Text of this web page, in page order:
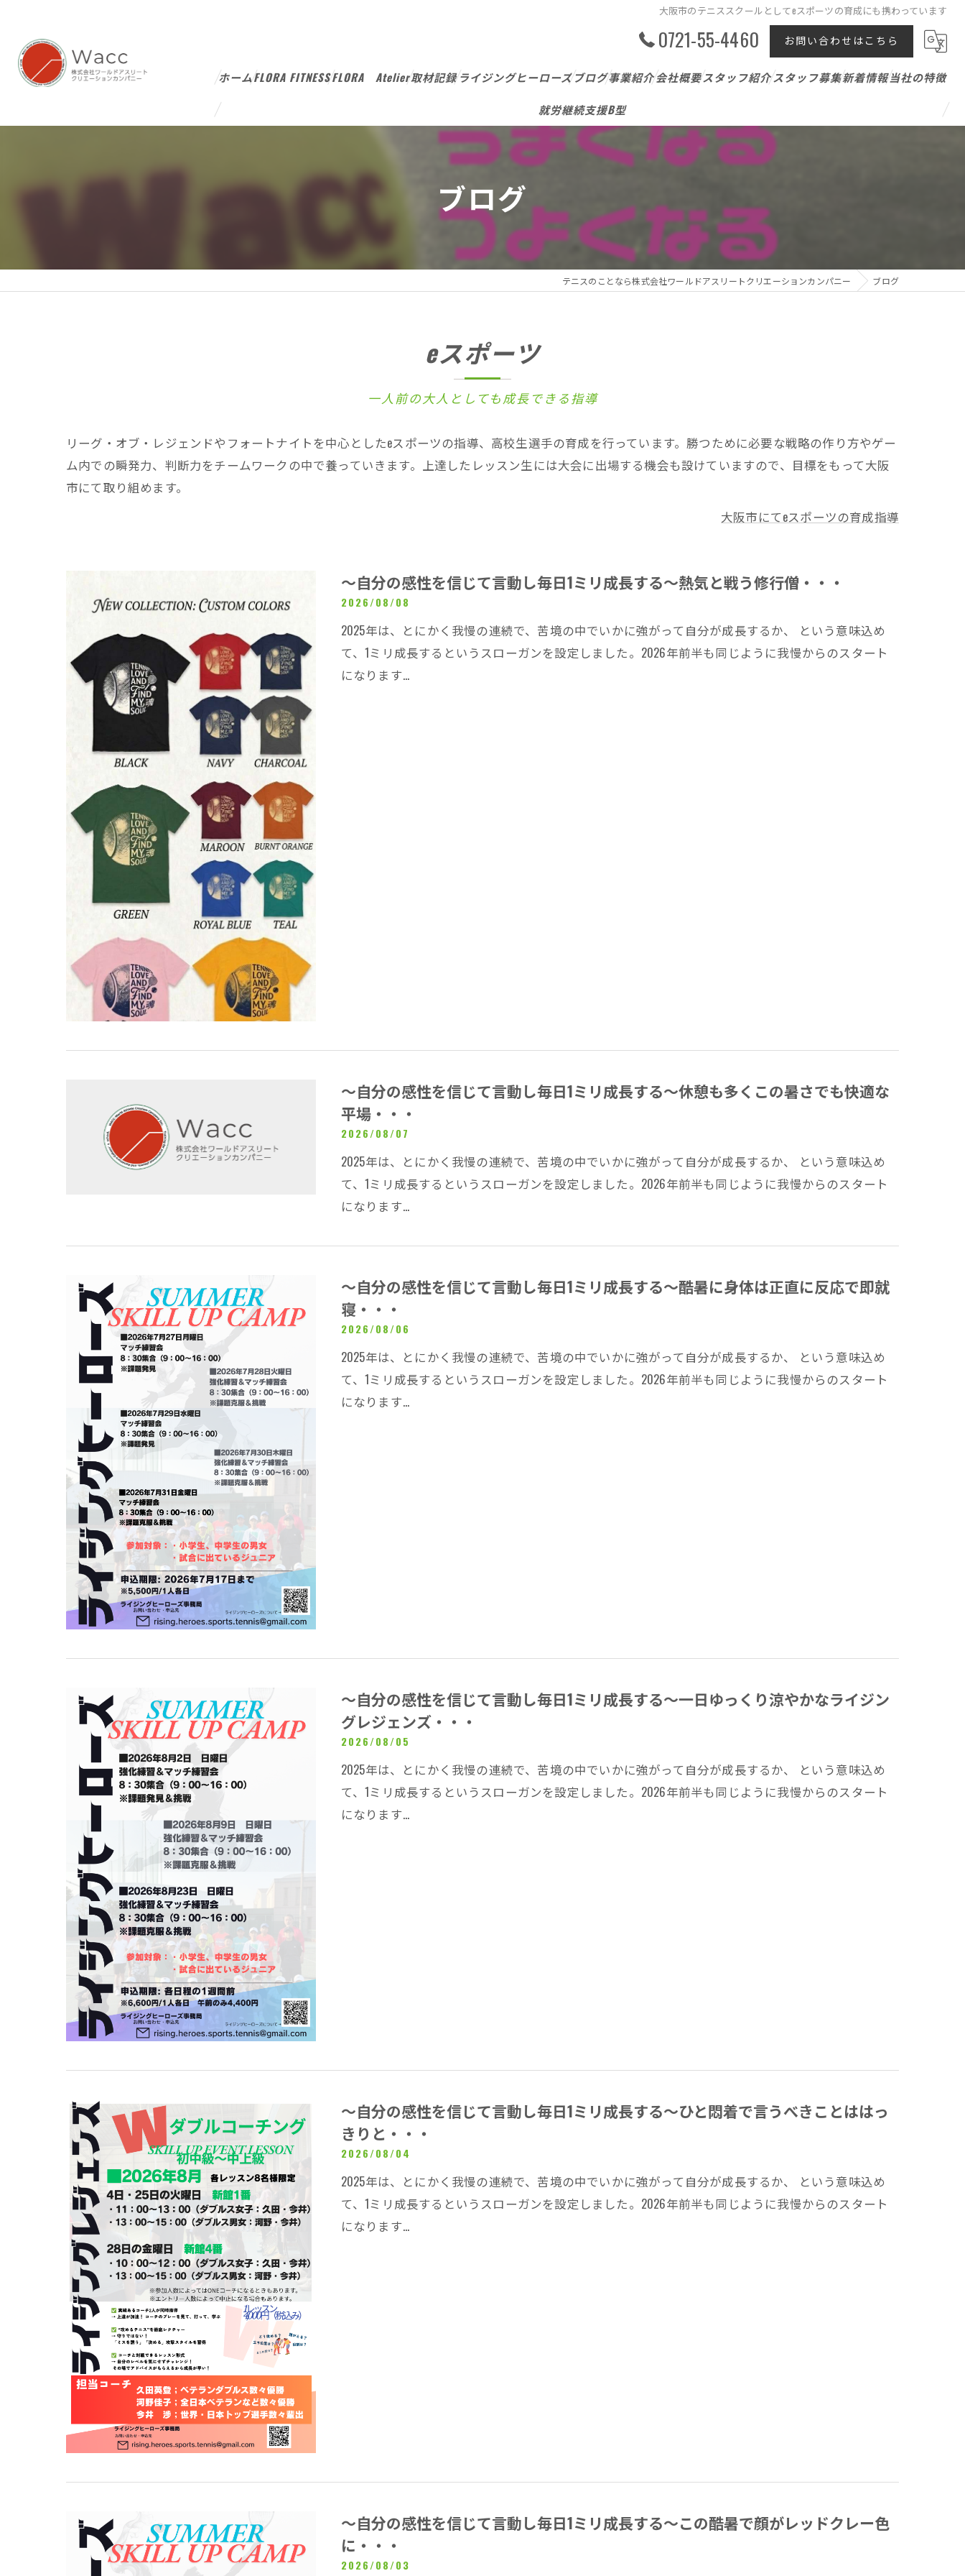
大阪市のテニススクールとしてeスポーツの育成にも携わっています
0721-55-4460 お問い合わせはこちら
ホームFLORA FITNESSFLORA Atelier取材記録ライジングヒーローズブログ事業紹介会社概要スタッフ紹介スタッフ募集新着情報当社の特徴
テニスレッスン
就労継続支援B型
ブログ
テニスのことなら株式会社ワールドアスリートクリエーションカンパニー ブログ
eスポーツ
一人前の大人としても成長できる指導
リーグ・オブ・レジェンドやフォートナイトを中心としたeスポーツの指導、高校生選手の育成を行っています。勝つために必要な戦略の作り方やゲー
ム内での瞬発力、判断力をチームワークの中で養っていきます。上達したレッスン生には大会に出場する機会も設けていますので、目標をもって大阪
市にて取り組めます。
大阪市にてeスポーツの育成指導
～自分の感性を信じて言動し毎日1ミリ成長する～熱気と戦う修行僧・・・
2026/08/08
2025年は、とにかく我慢の連続で、苦境の中でいかに強がって自分が成長するか、 という意味込め
て、1ミリ成長するというスローガンを設定しました。2026年前半も同じように我慢からのスタート
になります…
～自分の感性を信じて言動し毎日1ミリ成長する～休憩も多くこの暑さでも快適な
平場・・・
2026/08/07
2025年は、とにかく我慢の連続で、苦境の中でいかに強がって自分が成長するか、 という意味込め
て、1ミリ成長するというスローガンを設定しました。2026年前半も同じように我慢からのスタート
になります…
～自分の感性を信じて言動し毎日1ミリ成長する～酷暑に身体は正直に反応で即就
寝・・・
2026/08/06
2025年は、とにかく我慢の連続で、苦境の中でいかに強がって自分が成長するか、 という意味込め
て、1ミリ成長するというスローガンを設定しました。2026年前半も同じように我慢からのスタート
になります…
～自分の感性を信じて言動し毎日1ミリ成長する～一日ゆっくり涼やかなライジン
グレジェンズ・・・
2026/08/05
2025年は、とにかく我慢の連続で、苦境の中でいかに強がって自分が成長するか、 という意味込め
て、1ミリ成長するというスローガンを設定しました。2026年前半も同じように我慢からのスタート
になります…
～自分の感性を信じて言動し毎日1ミリ成長する～ひと悶着で言うべきことははっ
きりと・・・
2026/08/04
2025年は、とにかく我慢の連続で、苦境の中でいかに強がって自分が成長するか、 という意味込め
て、1ミリ成長するというスローガンを設定しました。2026年前半も同じように我慢からのスタート
になります…
～自分の感性を信じて言動し毎日1ミリ成長する～この酷暑で顔がレッドクレー色
に・・・
2026/08/03